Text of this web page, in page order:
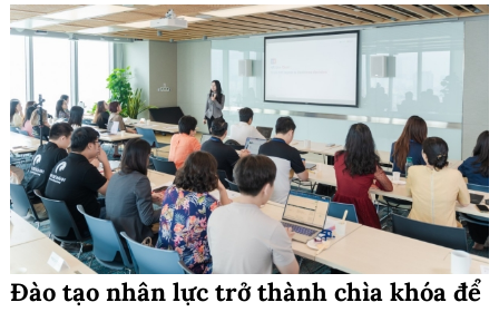
Đào tạo nhân lực trở thành chìa khóa để